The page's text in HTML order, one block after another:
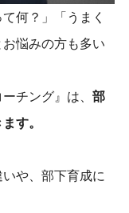
何？」「うまく
悩みの方も多い
チング』は、 部
す。
や、部下育成に